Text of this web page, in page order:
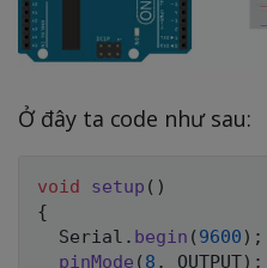
Ở đây ta code như sau:
void setup ( )
{
  Serial
. begin ( 9600 ) ;
pinMode ( 8 , OUTPUT) ;